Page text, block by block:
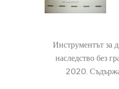
Инструментът за
наследство без
2020.